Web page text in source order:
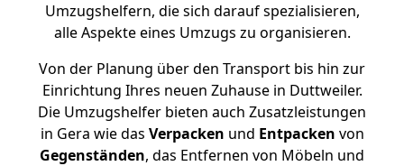
Umzugshelfern, die sich darauf spezialisieren,
alle Aspekte eines Umzugs zu organisieren.
Von der Planung über den Transport bis hin zur
Einrichtung Ihres neuen Zuhause in Duttweiler.
Die Umzugshelfer bieten auch Zusatzleistungen
in Gera wie das Verpacken und Entpacken von
Gegenständen, das Entfernen von Möbeln und